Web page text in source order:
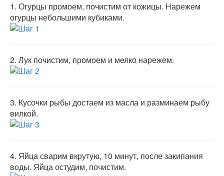
1. Огурцы промоем, почистим от кожицы. Нарежем
огурцы небольшими кубиками.
2. Лук почистим, промоем и мелко нарежем.
3. Кусочки рыбы достаем из масла и разминаем рыбу
вилкой.
4. Яйца сварим вкрутую, 10 минут, после закипания
воды. Яйца остудим, почистим.